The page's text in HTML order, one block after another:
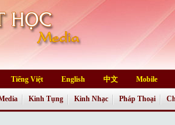
Tiếng Việt English 中文 Mobile
Kinh Tụng Kinh Nhạc Pháp Thoại